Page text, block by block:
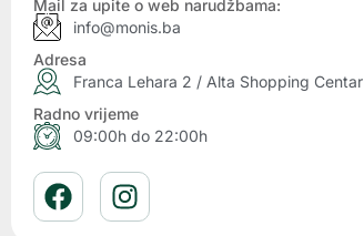
Mail za upite o web narudžbama:
info@monis.ba
Adresa
Franca Lehara 2 / Alta Shopping Centar
Radno vrijeme
09:00h do 22:00h